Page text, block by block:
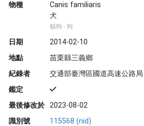
物種
Canis familiaris
犬
貓狗 - 狗
日期
2014-02-10
地點
苗栗縣三義鄉
紀錄者
交通部臺灣區國道高速公路局
鑑定
最後修改於 2023-08-02
識別號
115568 (nid)